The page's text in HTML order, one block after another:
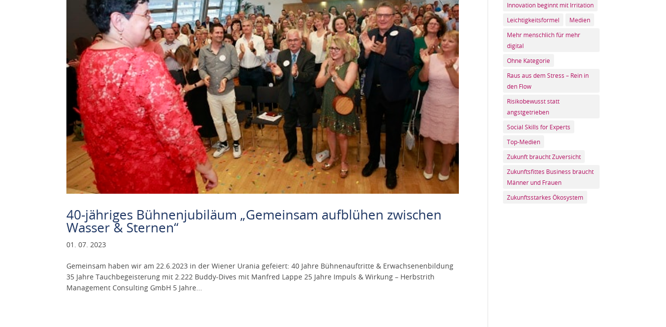
40-jähriges Bühnenjubiläum „Gemeinsam aufblühen zwischen
Wasser & Sternen“
01. 07. 2023
Gemeinsam haben wir am 22.6.2023 in der Wiener Urania gefeiert: 40 Jahre Bühnenauftritte & Erwachsenenbildung
35 Jahre Tauchbegeisterung mit 2.222 Buddy-Dives mit Manfred Lappe 25 Jahre Impuls & Wirkung – Herbstrith
Management Consulting GmbH 5 Jahre...
Innovation beginnt mit Irritation
Leichtigkeitsformel
Medien
Mehr menschlich für mehr
digital
Ohne Kategorie
Raus aus dem Stress – Rein in
den Flow
Risikobewusst statt
angstgetrieben
Social Skills for Experts
Top-Medien
Zukunft braucht Zuversicht
Zukunftsfittes Business braucht
Männer und Frauen
Zukunftsstarkes Ökosystem